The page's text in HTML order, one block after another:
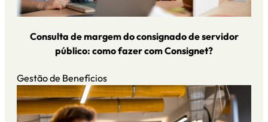
Consulta de margem do consignado de servidor
público: como fazer com Consignet?
Gestão de Benefícios